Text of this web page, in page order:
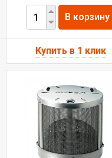
В корзину